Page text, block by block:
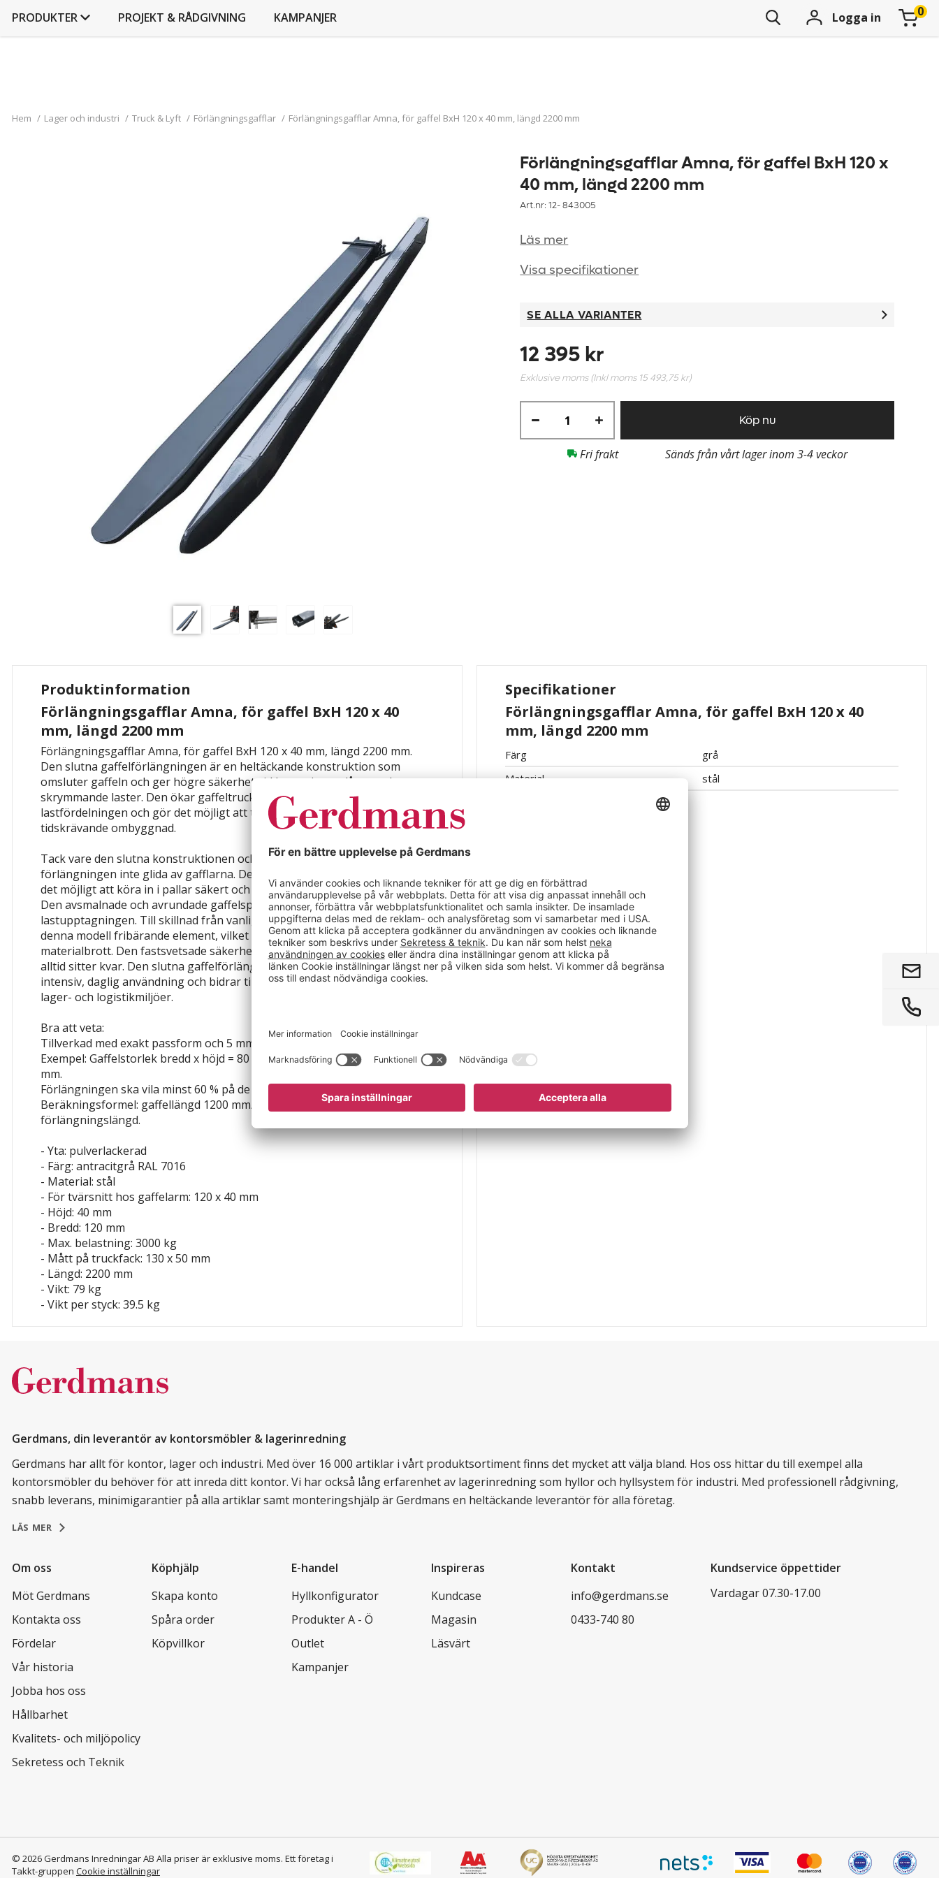
PRODUKTER PROJEKT & RÅDGIVNING KAMPANJER Logga in
Hem / Lager och industri / Truck & Lyft / Förlängningsgafflar / Förlängningsgafflar Amna, för gaffel BxH 120 x 40 mm, längd 2200 mm
Förlängningsgafflar Amna, för gaffel BxH 120 x
40 mm, längd 2200 mm
Art.nr: 12-843005
Läs mer
Visa specifikationer
SE ALLA VARIANTER
12 395 kr
Exklusive moms (Inkl moms 15 493,75 kr)
Köp nu
Fri frakt Sänds från vårt lager inom 3-4 veckor
Produktinformation
Förlängningsgafflar Amna, för gaffel BxH 120 x 40
mm, längd 2200 mm
Förlängningsgafflar Amna, för gaffel BxH 120 x 40 mm, längd 2200 mm.
Den slutna gaffelförlängningen är en heltäckande konstruktion som
omsluter gaffeln och ger högre säkerhet vid hantering av långa och
skrymmande laster. Den ökar gaffeltruckens räckvidd, förbättrar
lastfördelningen och gör det möjligt att transportera gods säkert utan
tidskrävande ombyggnad.
Tack vare den slutna konstruktionen och den integrerade låssprinten kan
förlängningen inte glida av gafflarna. Den slutna gaffelförlängningen gör
det möjligt att köra in i pallar säkert och precist utan att orsaka skador.
Den avsmalnade och avrundade gaffelspetsen underlättar dessutom
lastupptagningen. Till skillnad från vanliga gaffelförlängningar saknar
denna modell fribärande element, vilket eliminerar risken för böjning eller
materialbrott. Den fastsvetsade säkerhetskedjan ser till att låssprinten
alltid sitter kvar. Den slutna gaffelförlängningen är konstruerad för
intensiv, daglig användning och bidrar till en säker och störningsfri drift i
lager- och logistikmiljöer.
Bra att veta:
Tillverkad med exakt passform och 5 mm tilläggsmått
Exempel: Gaffelstorlek bredd x höjd = 80 x 40 mm ⇒ invändigt mått 90 x 50
mm.
Förlängningen ska vila minst 60 % på de befintliga gafflarna.
Beräkningsformel: gaffellängd 1200 mm/0,6 = max. 2000 mm
förlängningslängd.
- Yta: pulverlackerad
- Färg: antracitgrå RAL 7016
- Material: stål
- För tvärsnitt hos gaffelarm: 120 x 40 mm
- Höjd: 40 mm
- Bredd: 120 mm
- Max. belastning: 3000 kg
- Mått på truckfack: 130 x 50 mm
- Längd: 2200 mm
- Vikt: 79 kg
- Vikt per styck: 39.5 kg
Specifikationer
Förlängningsgafflar Amna, för gaffel BxH 120 x 40
mm, längd 2200 mm
Färg
grå
Material
stål
Gerdmans, din leverantör av kontorsmöbler & lagerinredning
Gerdmans har allt för kontor, lager och industri. Med över 16 000 artiklar i vårt produktsortiment finns det mycket att välja bland. Hos oss hittar du till exempel alla
kontorsmöbler du behöver för att inreda ditt kontor. Vi har också lång erfarenhet av lagerinredning som hyllor och hyllsystem för industri. Med professionell rådgivning,
snabb leverans, minimigarantier på alla artiklar samt monteringshjälp är Gerdmans en heltäckande leverantör för alla företag.
LÄS MER
Om oss
Möt Gerdmans
Kontakta oss
Fördelar
Vår historia
Jobba hos oss
Hållbarhet
Kvalitets- och miljöpolicy
Sekretess och Teknik
Köphjälp
Skapa konto
Spåra order
Köpvillkor
E-handel
Hyllkonfigurator
Produkter A - Ö
Outlet
Kampanjer
Inspireras
Kundcase
Magasin
Läsvärt
Kontakt
info@gerdmans.se
0433-740 80
Kundservice öppettider
Vardagar 07.30-17.00
© 2026 Gerdmans Inredningar AB Alla priser är exklusive moms. Ett företag i
Takkt-gruppen Cookie inställningar